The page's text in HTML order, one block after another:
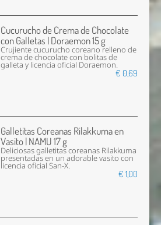
Cucurucho de Crema de Chocolate
con Galletas | Doraemon 15 g
Crujiente cucurucho coreano relleno de
crema de chocolate con bolitas de
galleta y licencia oficial Doraemon.
€ 0,69
Galletitas Coreanas Rilakkuma en
Vasito | NAMU 17 g
Deliciosas galletitas coreanas Rilakkuma
presentadas en un adorable vasito con
licencia oficial San-X.
€ 1,00